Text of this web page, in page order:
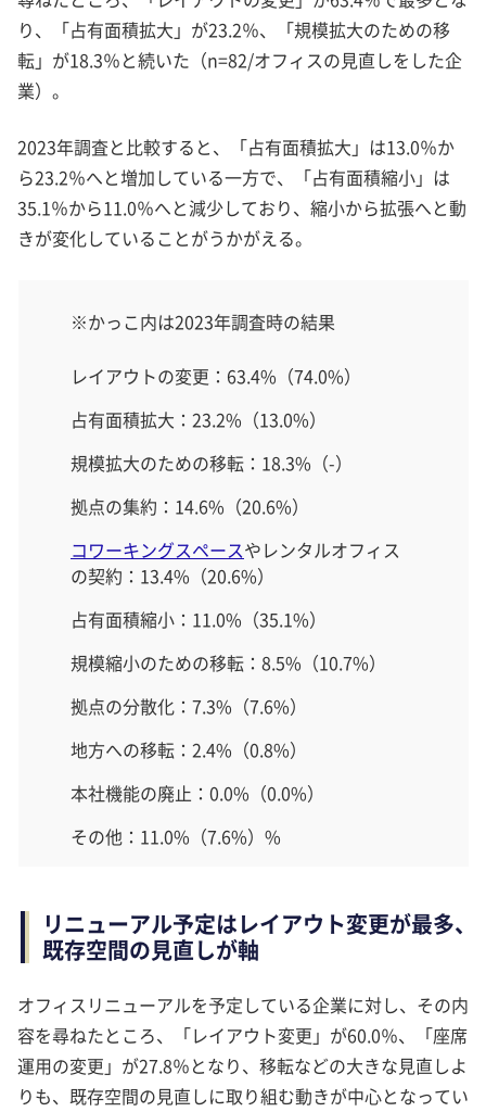
り、「占有面積拡大」が23.2％、「規模拡大のための移
転」が18.3％と続いた（n=82/オフィスの見直しをした企
業）。
2023年調査と比較すると、「占有面積拡大」は13.0％か
ら23.2％へと増加している一方で、「占有面積縮小」は
35.1％から11.0％へと減少しており、縮小から拡張へと動
きが変化していることがうかがえる。
※かっこ内は2023年調査時の結果
レイアウトの変更：63.4%（74.0%）
占有面積拡大：23.2%（13.0%）
規模拡大のための移転：18.3%（-）
拠点の集約：14.6%（20.6%）
コワーキングスペースやレンタルオフィス
の契約：13.4%（20.6%）
占有面積縮小：11.0%（35.1%）
規模縮小のための移転：8.5%（10.7%）
拠点の分散化：7.3%（7.6%）
地方への移転：2.4%（0.8%）
本社機能の廃止：0.0%（0.0%）
その他：11.0%（7.6%）%
リニューアル予定はレイアウト変更が最多、
既存空間の見直しが軸
オフィスリニューアルを予定している企業に対し、その内
容を尋ねたところ、「レイアウト変更」が60.0％、「座席
運用の変更」が27.8％となり、移転などの大きな見直しよ
りも、既存空間の見直しに取り組む動きが中心となってい